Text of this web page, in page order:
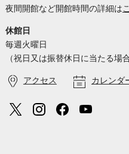
夜間開館など開館時間の詳細は
休館日
毎週火曜日
（祝日又は振替休日に当たる場
アクセス カレンダ